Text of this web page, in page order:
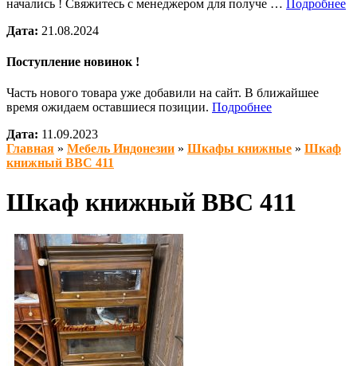
начались ! Свяжитесь с менеджером для получе …
Подробнее
Дата: 21.08.2024
Поступление новинок !
Часть нового товара уже добавили на сайт. В ближайшее
время ожидаем оставшиеся позиции. Подробнее
Дата: 11.09.2023
Главная » Мебель Индонезии » Шкафы книжные » Шкаф
книжный BBC 411
Шкаф книжный BBC 411